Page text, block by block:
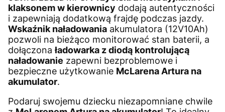
klaksonem w kierownicy dodają autentyczności
i zapewniają dodatkową frajdę podczas jazdy.
Wskaźnik naładowania akumulatora (12V10Ah)
pozwoli na bieżąco monitorować stan baterii, a
dołączonaładowarka z diodą kontrolującą
naładowanie zapewni bezproblemowe i
bezpieczne użytkowanie McLarena Artura na
akumulator.
Podaruj swojemu dziecku niezapomniane chwile